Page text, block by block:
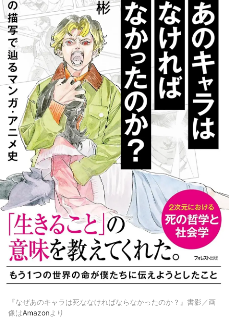
『なぜあのキャラは死ななければならなかったのか？』書影／画
像はAmazonより